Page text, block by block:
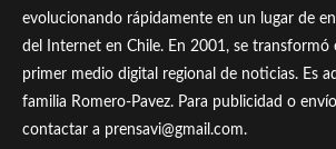
evolucionando rápidamente en un lugar de
del Internet en Chile. En 2001, se transformó
primer medio digital regional de noticias. Es
familia Romero-Pavez. Para publicidad o
contactar a prensavi@gmail.com.